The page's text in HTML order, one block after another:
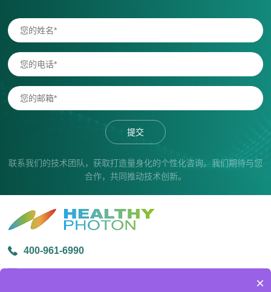
提交
联系我们的技术团队，获取打造量身化的个性化咨询。我们期待与您
合作，共同推动技术创新。
400-961-6990
×